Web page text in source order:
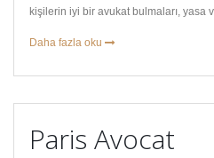
kişilerin iyi bir avukat bulmaları, yasa
Daha fazla oku
Paris Avocat